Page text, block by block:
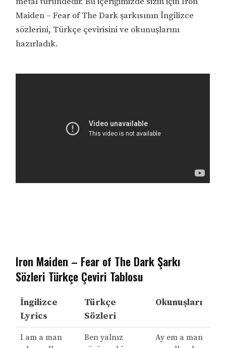
Maiden – Fear of The Dark şarkısının İngilizce
sözlerini, Türkçe çevirisini ve okunuşlarını
hazırladık.
Iron Maiden – Fear of The Dark Şarkı
Sözleri Türkçe Çeviri Tablosu
İngilizce
Lyrics
Türkçe
Sözleri
Okunuşları
I am a man
Ben yalnız
Ay em a man